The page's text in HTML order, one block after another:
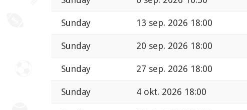
Sunday 13 sep. 2026 18:00
Sunday 20 sep. 2026 18:00
Sunday 27 sep. 2026 18:00
Sunday 4 okt. 2026 18:00